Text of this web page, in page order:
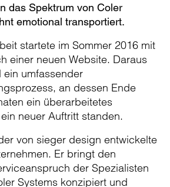
das Spektrum von Coler
emotional transportiert.
startete im Sommer 2016 mit
einer neuen Website. Daraus
ein umfassender
an dessen Ende
ein überarbeitetes
neuer Auftritt standen.
von sieger design entwickelte
Er bringt den
der Spezialisten
Systems konzipiert und